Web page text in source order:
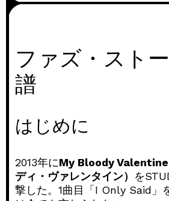
ファズ・スト
譜
はじめに
2013年にMy Bloody Valentine
ディ・ヴァレンタイン） を
撃した。1曲目「I Only Said」